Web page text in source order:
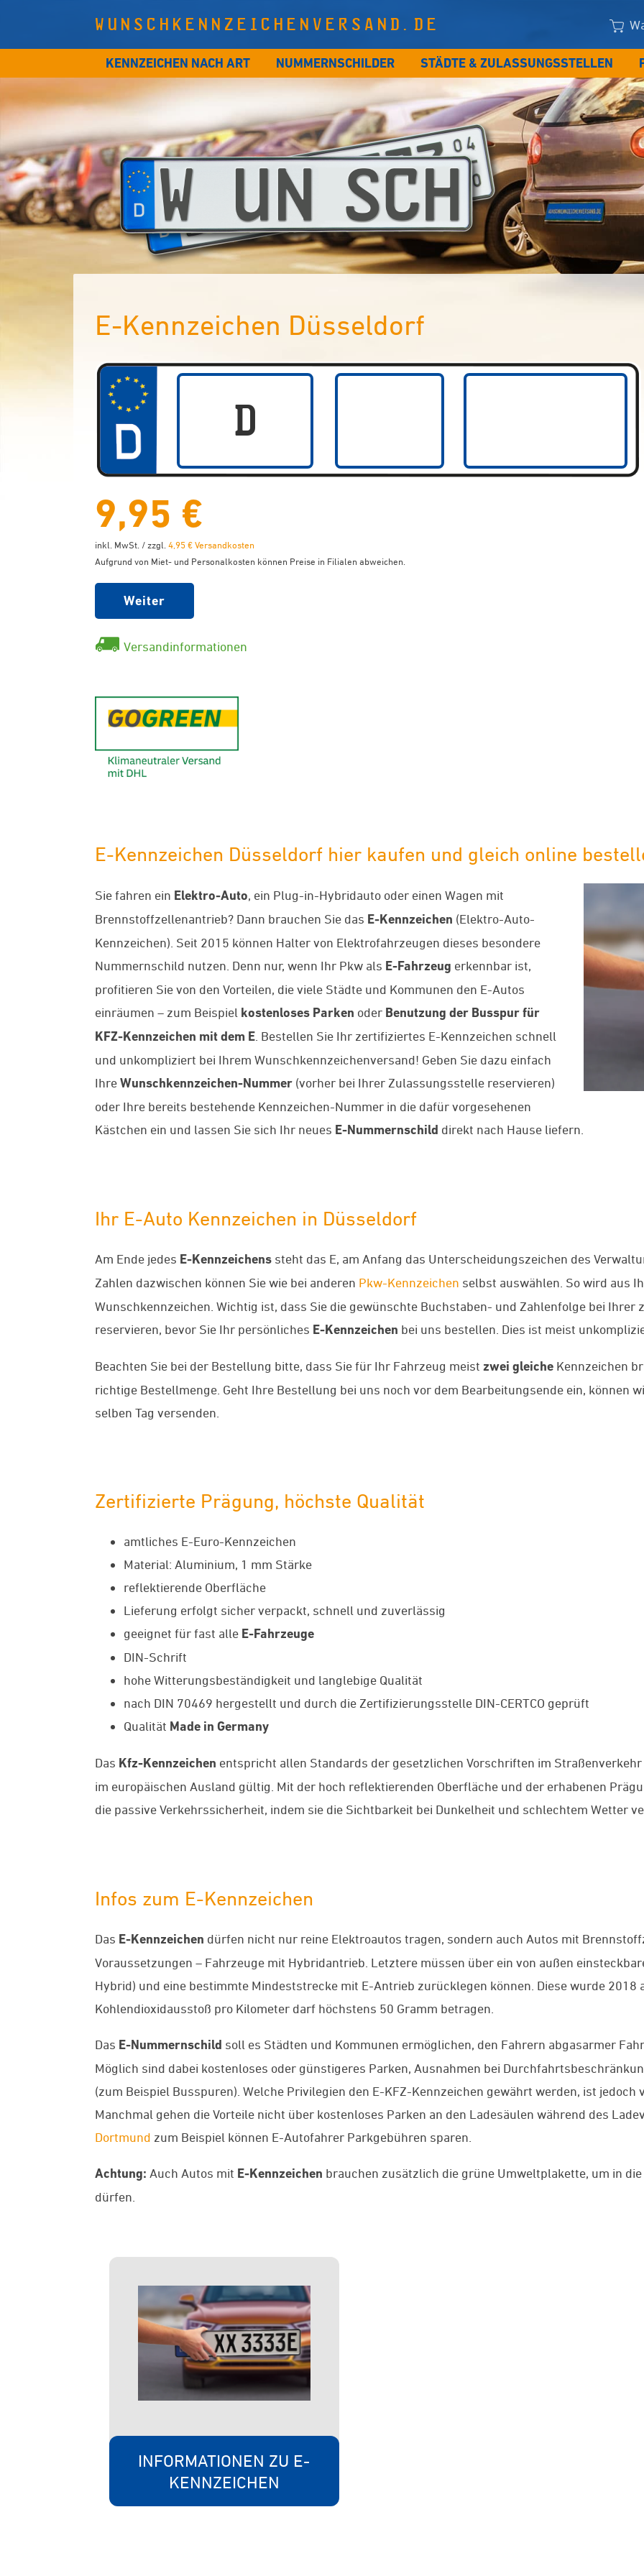
WUNSCHKENNZEICHENVERSAND.DE
KENNZEICHEN NACH ART NUMMERNSCHILDER STÄDTE & ZULASSUNGSSTELLEN
E-Kennzeichen Düsseldorf
9,95 €
inkl. MwSt. / zzgl. 4,95 € Versandkosten
Aufgrund von Miet- und Personalkosten können Preise in Filialen abweichen.
Weiter
Versandinformationen
E-Kennzeichen Düsseldorf hier kaufen und gleich online
Sie fahren ein Elektro-Auto , ein Plug-in-Hybridauto oder einen Wagen mit
Brennstoffzellenantrieb? Dann brauchen Sie das E-Kennzeichen (Elektro-Auto-
Kennzeichen). Seit 2015 können Halter von Elektrofahrzeugen dieses besondere
Nummernschild nutzen. Denn nur, wenn Ihr Pkw als E-Fahrzeug erkennbar ist,
profitieren Sie von den Vorteilen, die viele Städte und Kommunen den E-Autos
einräumen – zum Beispiel kostenloses Parken oder Benutzung der Busspur für
KFZ-Kennzeichen mit dem E . Bestellen Sie Ihr zertifiziertes E-Kennzeichen schnell
und unkompliziert bei Ihrem Wunschkennzeichenversand! Geben Sie dazu einfach
Ihre Wunschkennzeichen-Nummer (vorher bei Ihrer Zulassungsstelle reservieren)
oder Ihre bereits bestehende Kennzeichen-Nummer in die dafür vorgesehenen
Kästchen ein und lassen Sie sich Ihr neues E-Nummernschild direkt nach Hause liefern.
Ihr E-Auto Kennzeichen in Düsseldorf
Am Ende jedes E-Kennzeichens steht das E, am Anfang das Unterscheidungszeichen des
Zahlen dazwischen können Sie wie bei anderen Pkw-Kennzeichen selbst auswählen. So wird aus
Wunschkennzeichen. Wichtig ist, dass Sie die gewünschte Buchstaben- und Zahlenfolge bei
reservieren, bevor Sie Ihr persönliches E-Kennzeichen bei uns bestellen. Dies ist meist
Beachten Sie bei der Bestellung bitte, dass Sie für Ihr Fahrzeug meist zwei gleiche Kennzeichen
richtige Bestellmenge. Geht Ihre Bestellung bei uns noch vor dem Bearbeitungsende ein, können
selben Tag versenden.
Zertifizierte Prägung, höchste Qualität
amtliches E-Euro-Kennzeichen
Material: Aluminium, 1 mm Stärke
reflektierende Oberfläche
Lieferung erfolgt sicher verpackt, schnell und zuverlässig
geeignet für fast alle E-Fahrzeuge
DIN-Schrift
hohe Witterungsbeständigkeit und langlebige Qualität
nach DIN 70469 hergestellt und durch die Zertifizierungsstelle DIN-CERTCO geprüft
Qualität Made in Germany
Das Kfz-Kennzeichen entspricht allen Standards der gesetzlichen Vorschriften im
im europäischen Ausland gültig. Mit der hoch reflektierenden Oberfläche und der erhabenen
die passive Verkehrssicherheit, indem sie die Sichtbarkeit bei Dunkelheit und schlechtem Wetter
Infos zum E-Kennzeichen
Das E-Kennzeichen dürfen nicht nur reine Elektroautos tragen, sondern auch Autos mit
Voraussetzungen – Fahrzeuge mit Hybridantrieb. Letztere müssen über ein von außen
Hybrid) und eine bestimmte Mindeststrecke mit E-Antrieb zurücklegen können. Diese wurde 2018
Kohlendioxidausstoß pro Kilometer darf höchstens 50 Gramm betragen.
Das E-Nummernschild soll es Städten und Kommunen ermöglichen, den Fahrern abgasarmer
Möglich sind dabei kostenloses oder günstigeres Parken, Ausnahmen bei
(zum Beispiel Busspuren). Welche Privilegien den E-KFZ-Kennzeichen gewährt werden, ist
Manchmal gehen die Vorteile nicht über kostenloses Parken an den Ladesäulen während des
Dortmund zum Beispiel können E-Autofahrer Parkgebühren sparen.
Achtung: Auch Autos mit E-Kennzeichen brauchen zusätzlich die grüne Umweltplakette, um in
dürfen.
INFORMATIONEN ZU E-
KENNZEICHEN